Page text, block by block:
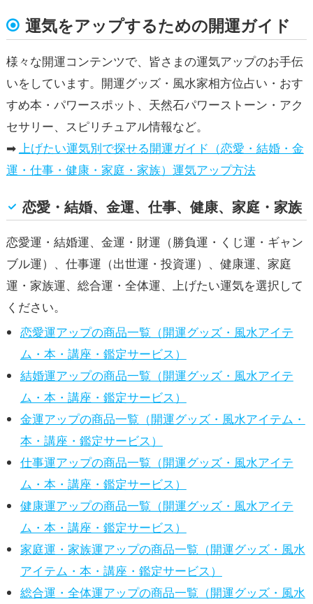
運気をアップするための開運ガイド
様々な開運コンテンツで、皆さまの運気アップのお手伝
いをしています。開運グッズ・風水家相方位占い・おす
すめ本・パワースポット、天然石パワーストーン・アク
セサリー、スピリチュアル情報など。
➡上げたい運気別で探せる開運ガイド（恋愛・結婚・金
運・仕事・健康・家庭・家族）運気アップ方法
恋愛・結婚、金運、仕事、健康、家庭・家族
恋愛運・結婚運、金運・財運（勝負運・くじ運・ギャン
ブル運）、仕事運（出世運・投資運）、健康運、家庭
運・家族運、総合運・全体運、上げたい運気を選択して
ください。
恋愛運アップの商品一覧（開運グッズ・風水アイテ
ム・本・講座・鑑定サービス）
結婚運アップの商品一覧（開運グッズ・風水アイテ
ム・本・講座・鑑定サービス）
金運アップの商品一覧（開運グッズ・風水アイテム・
本・講座・鑑定サービス）
仕事運アップの商品一覧（開運グッズ・風水アイテ
ム・本・講座・鑑定サービス）
健康運アップの商品一覧（開運グッズ・風水アイテ
ム・本・講座・鑑定サービス）
家庭運・家族運アップの商品一覧（開運グッズ・風水
アイテム・本・講座・鑑定サービス）
総合運・全体運アップの商品一覧（開運グッズ・風水